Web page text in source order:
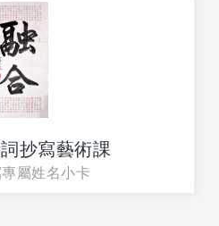
抄寫藝術課
屬姓名小卡